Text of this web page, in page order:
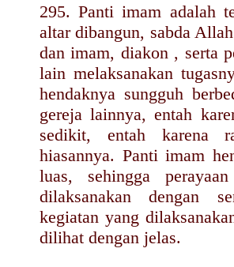
295. Panti imam adalah
altar dibangun, sabda
dan imam, diakon , serta
lain melaksanakan
hendaknya sungguh
gereja lainnya, entah
sedikit, entah karena
hiasannya. Panti imam
luas, sehingga
dilaksanakan dengan
kegiatan yang
dilihat dengan jelas.